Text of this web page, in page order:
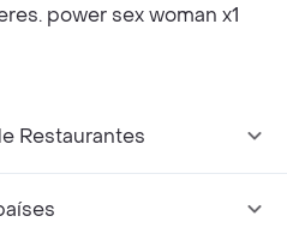
power sex woman x1
Restaurantes